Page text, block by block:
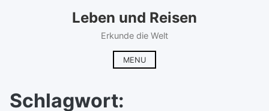
Leben und Reisen
Erkunde die Welt
MENU
Schlagwort: